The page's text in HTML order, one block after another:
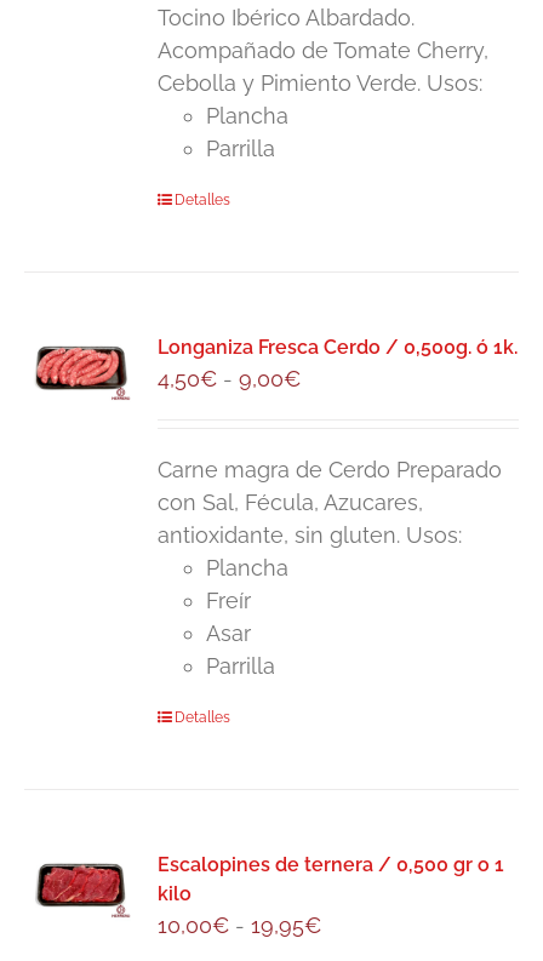
Tocino Ibérico Albardado.
Acompañado de Tomate Cherry,
Cebolla y Pimiento Verde. Usos:
Plancha
Parrilla
Detalles
Longaniza Fresca Cerdo / 0,500g. ó 1k.
4,50€ - 9,00€Rango
desde
4,50€
hasta
Carne magra de Cerdo Preparado
con Sal, Fécula, Azucares,
antioxidante, sin gluten. Usos:
Plancha
Freír
Asar
Parrilla
Este
variantes.
Las
opciones
Detalles
Escalopines de ternera / 0,500 gr o 1
kilo
10,00€ - 19,95€Rango